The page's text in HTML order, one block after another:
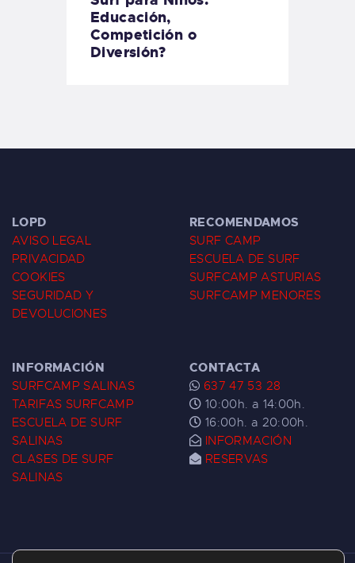
Educación,
Competición o
Diversión?
LOPD
AVISO LEGAL
PRIVACIDAD
COOKIES
SEGURIDAD Y
DEVOLUCIONES
RECOMENDAMOS
SURF CAMP
ESCUELA DE SURF
SURFCAMP ASTURIAS
SURFCAMP MENORES
INFORMACIÓN
SURFCAMP SALINAS
TARIFAS SURFCAMP
ESCUELA DE SURF
SALINAS
CLASES DE SURF
SALINAS
CONTACTA
637 47 53 28
10:00h. a 14:00h.
16:00h. a 20:00h.
INFORMACIÓN
RESERVAS